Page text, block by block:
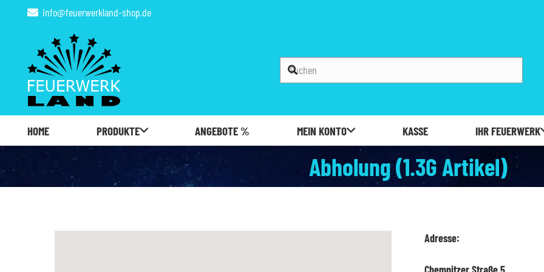
info@feuerwerkland-shop.de
HOME PRODUKTE ANGEBOTE % MEIN KONTO KASSE IHR FEUERWERK
Abholung (1.3G Artikel)
Adresse: